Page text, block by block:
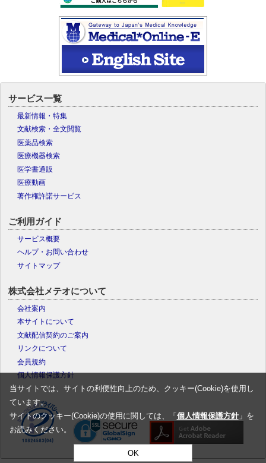
サービス一覧
最新情報・特集
文献検索・全文閲覧
医薬品検索
医療機器検索
医学書通販
医療動画
著作権許諾サービス
ご利用ガイド
サービス概要
ヘルプ・お問い合わせ
サイトマップ
株式会社メテオについて
会社案内
本サイトについて
文献配信契約のご案内
リンクについて
会員規約
個人情報保護方針
当サイトでは、サイトの利便性向上のため、クッキー(Cookie)を使用し
ています。
サイトのクッキー(Cookie)の使用に関しては、「 個人情報保護方針」を
お読みください。
OK